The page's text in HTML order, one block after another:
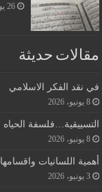
26 يوليو، 2015
مقالات حديثة
في نقد الفكر الاسلامي
8 يونيو، 2026
التسييقية…فلسفة الحياه
8 يونيو، 2026
أهمية اللسانيات واقسامها
3 يونيو، 2026